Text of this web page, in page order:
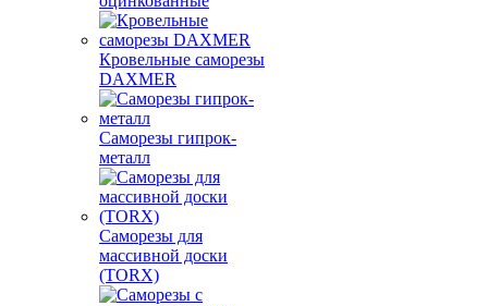
Кровельные саморезы
DAXMER
Саморезы гипрок-
металл
Саморезы для
массивной доски
(TORX)